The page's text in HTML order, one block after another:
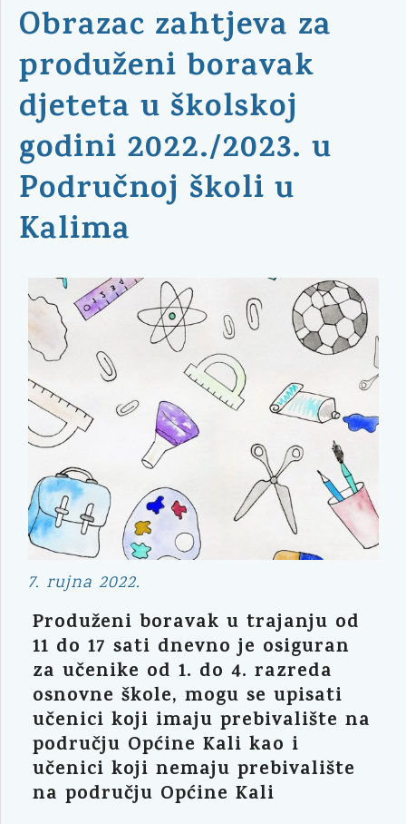
Obrazac zahtjeva za
produženi boravak
djeteta u školskoj
godini 2022./2023. u
Područnoj školi u
Kalima
7. rujna 2022.
Produženi boravak u trajanju od
11 do 17 sati dnevno je osiguran
za učenike od 1. do 4. razreda
osnovne škole, mogu se upisati
učenici koji imaju prebivalište na
području Općine Kali kao i
učenici koji nemaju prebivalište
na području Općine Kali